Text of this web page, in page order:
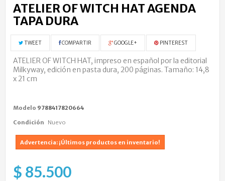
ATELIER OF WITCH HAT AGENDA
TAPA DURA
TWEET COMPARTIR GOOGLE+ PINTEREST
ATELIER OF WITCH HAT, impreso en español por la editorial
Milkyway, edición en pasta dura, 200 páginas. Tamaño: 14,8
x 21 cm
Modelo 9788417820664
Condición Nuevo
Advertencia: ¡Últimos productos en inventario!
$ 85.500